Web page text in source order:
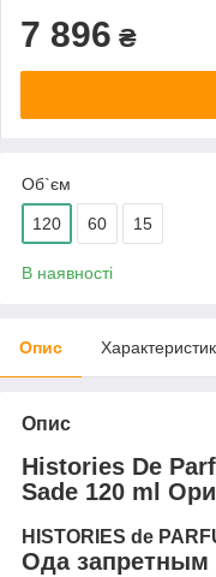
7 896 ₴
Об`єм
120 60 15
В наявності
Опис
Опис
Histories De
Sade 120 ml
HISTORIES de
Ода запретным